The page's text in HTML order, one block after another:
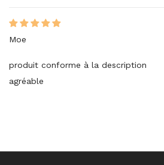
Moe
produit conforme à la description
agréable